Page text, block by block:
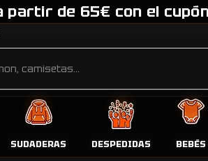
partir de 65€ con el
SUDADERAS DESPEDIDAS BEBÉS